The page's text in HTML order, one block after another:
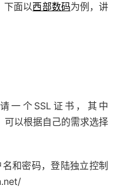
下面以西部数码为例，讲
一个SSL证书，其中
可以根据自己的需求选择
和密码，登陆独立控制